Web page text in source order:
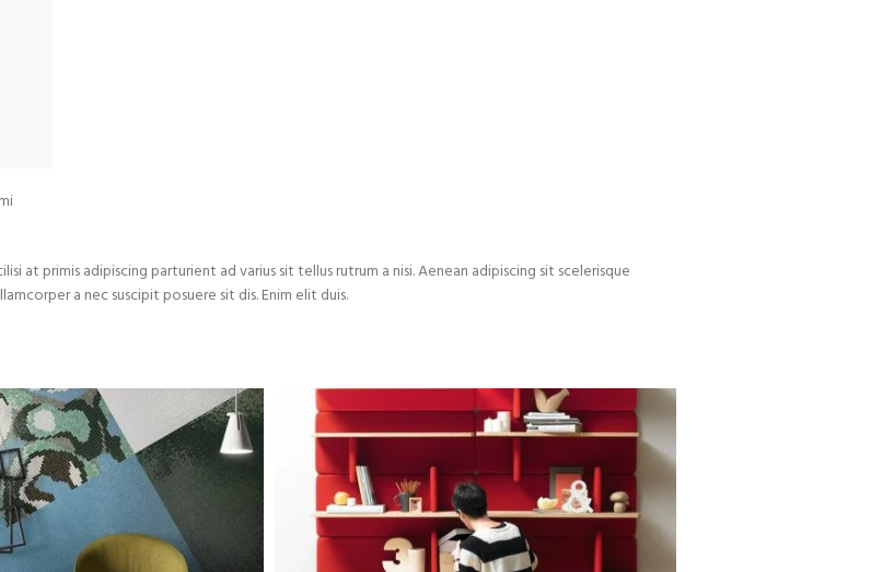
at primis adipiscing parturient ad varius sit tellus rutrum a nisi. Aenean adipiscing sit scelerisque
a nec suscipit posuere sit dis. Enim elit duis.